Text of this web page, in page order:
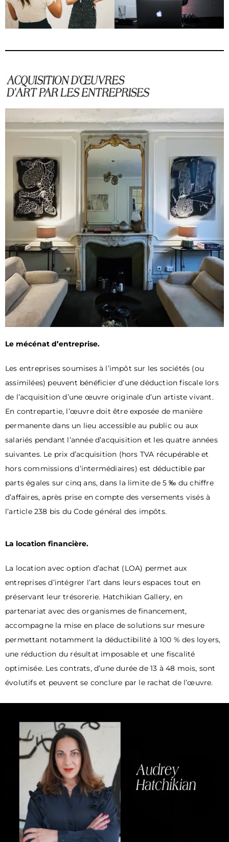
Le mécénat d’entreprise.
Les entreprises soumises à l’impôt sur les sociétés (ou
assimilées) peuvent bénéficier d’une déduction fiscale lors
de l’acquisition d’une œuvre originale d’un artiste vivant.
En contrepartie, l’œuvre doit être exposée de manière
permanente dans un lieu accessible au public ou aux
salariés pendant l’année d’acquisition et les quatre années
suivantes. Le prix d’acquisition (hors TVA récupérable et
hors commissions d’intermédiaires) est déductible par
parts égales sur cinq ans, dans la limite de 5 ‰ du chiffre
d’affaires, après prise en compte des versements visés à
l’article 238 bis du Code général des impôts.
La location financière.
La location avec option d’achat (LOA) permet aux
entreprises d’intégrer l’art dans leurs espaces tout en
préservant leur trésorerie. Hatchikian Gallery, en
partenariat avec des organismes de financement,
accompagne la mise en place de solutions sur mesure
permettant notamment la déductibilité à 100 % des loyers,
une réduction du résultat imposable et une fiscalité
optimisée. Les contrats, d’une durée de 13 à 48 mois, sont
évolutifs et peuvent se conclure par le rachat de l’œuvre.